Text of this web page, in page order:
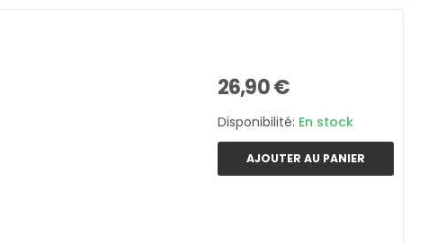
26,90 €
Disponibilité: En stock
AJOUTER AU PANIER